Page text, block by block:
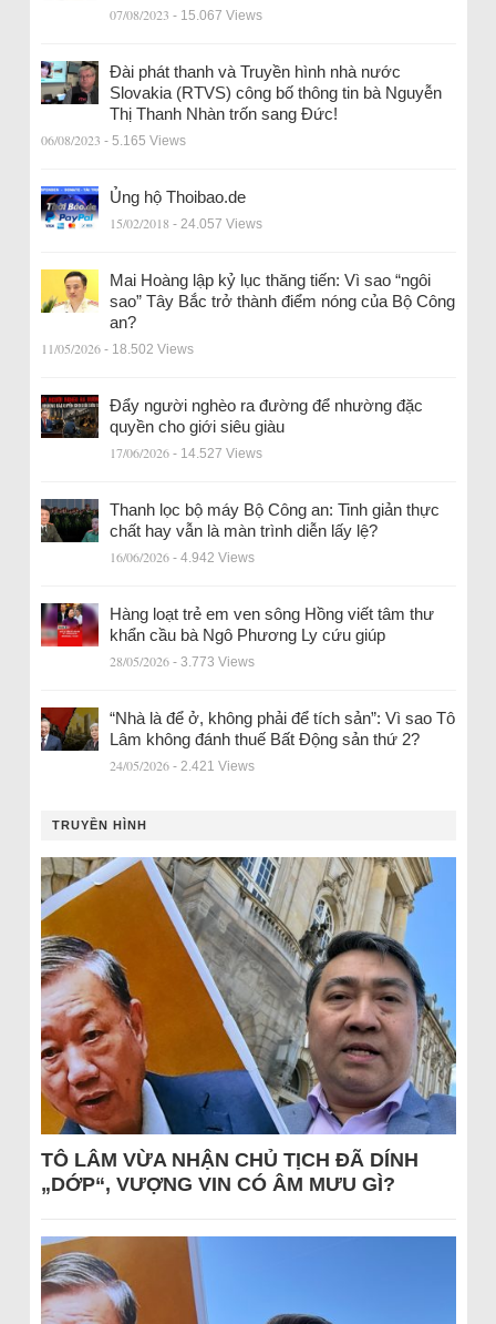
07/08/2023 - 15.067 Views
Đài phát thanh và Truyền hình nhà nước
Slovakia (RTVS) công bố thông tin bà Nguyễn
Thị Thanh Nhàn trốn sang Đức!
06/08/2023 - 5.165 Views
Ủng hộ Thoibao.de
15/02/2018 - 24.057 Views
Mai Hoàng lập kỷ lục thăng tiến: Vì sao “ngôi
sao” Tây Bắc trở thành điểm nóng của Bộ Công
an?
11/05/2026 - 18.502 Views
Đẩy người nghèo ra đường để nhường đặc
quyền cho giới siêu giàu
17/06/2026 - 14.527 Views
Thanh lọc bộ máy Bộ Công an: Tinh giản thực
chất hay vẫn là màn trình diễn lấy lệ?
16/06/2026 - 4.942 Views
Hàng loạt trẻ em ven sông Hồng viết tâm thư
khẩn cầu bà Ngô Phương Ly cứu giúp
28/05/2026 - 3.773 Views
“Nhà là để ở, không phải để tích sản”: Vì sao Tô
Lâm không đánh thuế Bất Động sản thứ 2?
24/05/2026 - 2.421 Views
TRUYỀN HÌNH
TÔ LÂM VỪA NHẬN CHỦ TỊCH ĐÃ DÍNH
„DỚP“, VƯỢNG VIN CÓ ÂM MƯU GÌ?